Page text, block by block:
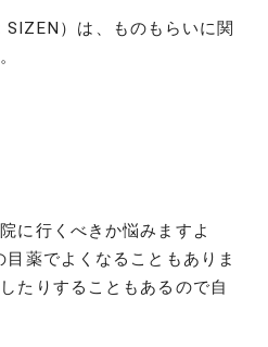
SIZEN）は、ものもらいに関
に行くべきか悩みますよ
薬でよくなることもありま
たりすることもあるので自